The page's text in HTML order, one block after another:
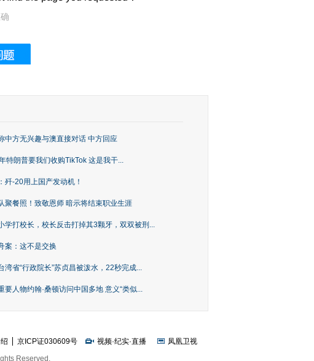
禁城
中方无兴趣与澳直接对话 中方回应
特朗普要我们收购TikTok 这是我干...
歼-20用上国产发动机！
聚餐照！致敬恩师 暗示将结束职业生涯
学打校长，校长反击打掉其3颗牙，双双被刑...
案：这不是交换
湾省“行政院长”苏贞昌被泼水，22秒完成...
要人物约翰·桑顿访问中国多地 意义“类似...
京ICP证030609号 视频·纪实·直播
凤凰卫视
Reserved.